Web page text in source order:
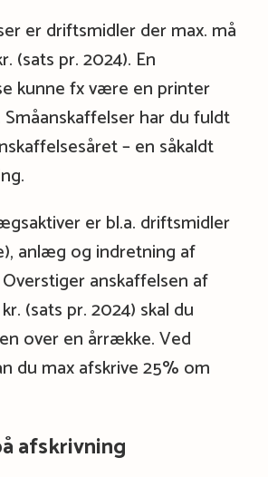
er driftsmidler der max. må
(sats pr. 2024). En
kunne fx være en printer
har du fuldt
– en såkaldt
er bl.a. driftsmidler
anlæg og indretning af
anskaffelsen af
(sats pr. 2024) skal du
over en årrække. Ved
du max afskrive 25% om
afskrivning